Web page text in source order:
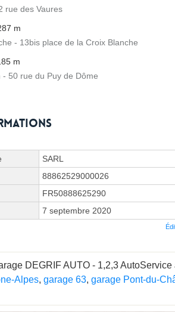
rue des Vaures
m
- 13bis place de la Croix Blanche
m
50 rue du Puy de Dôme
SARL
88862529000026
FR50888625290
7 septembre 2020
DEGRIF AUTO - 1,2,3
Alpes, garage 63, garage Pont-du-